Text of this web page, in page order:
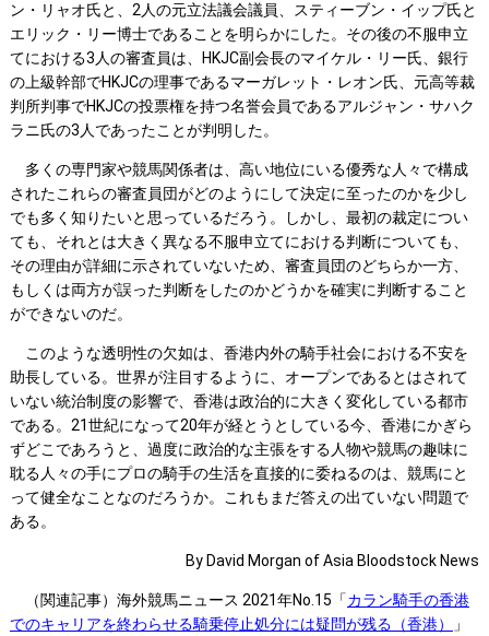
ン・リャオ氏と、2人の元立法議会議員、スティーブン・イップ氏と
エリック・リー博士であることを明らかにした。その後の不服申立
てにおける3人の審査員は、HKJC副会長のマイケル・リー氏、銀行
の上級幹部でHKJCの理事であるマーガレット・レオン氏、元高等裁
判所判事でHKJCの投票権を持つ名誉会員であるアルジャン・サハク
ラニ氏の3人であったことが判明した。
多くの専門家や競馬関係者は、高い地位にいる優秀な人々で構成
されたこれらの審査員団がどのようにして決定に至ったのかを少し
でも多く知りたいと思っているだろう。しかし、最初の裁定につい
ても、それとは大きく異なる不服申立てにおける判断についても、
その理由が詳細に示されていないため、審査員団のどちらか一方、
もしくは両方が誤った判断をしたのかどうかを確実に判断すること
ができないのだ。
このような透明性の欠如は、香港内外の騎手社会における不安を
助長している。世界が注目するように、オープンであるとはされて
いない統治制度の影響で、香港は政治的に大きく変化している都市
である。21世紀になって20年が経とうとしている今、香港にかぎら
ずどこであろうと、過度に政治的な主張をする人物や競馬の趣味に
耽る人々の手にプロの騎手の生活を直接的に委ねるのは、競馬にと
って健全なことなのだろうか。これもまだ答えの出ていない問題で
ある。
By David Morgan of Asia Bloodstock News
（関連記事）海外競馬ニュース 2021年No.15「カラン騎手の香港
でのキャリアを終わらせる騎乗停止処分には疑問が残る（香港）
」